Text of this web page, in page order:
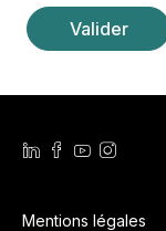
Valider
Mentions légales